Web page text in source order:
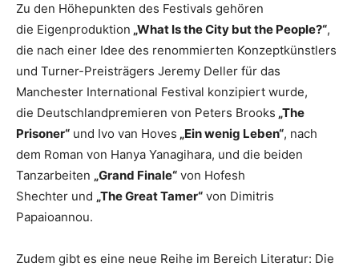
Zu den Höhepunkten des Festivals gehören
die Eigenproduktion „What Is the City but the People?“,
die nach einer Idee des renommierten Konzeptkünstlers
und Turner-Preisträgers Jeremy Deller für das
Manchester International Festival konzipiert wurde,
die Deutschlandpremieren von Peters Brooks „The
Prisoner“ und Ivo van Hoves „Ein wenig Leben“, nach
dem Roman von Hanya Yanagihara, und die beiden
Tanzarbeiten „Grand Finale“ von Hofesh
Shechter und „The Great Tamer“ von Dimitris
Papaioannou.
Zudem gibt es eine neue Reihe im Bereich Literatur: Die